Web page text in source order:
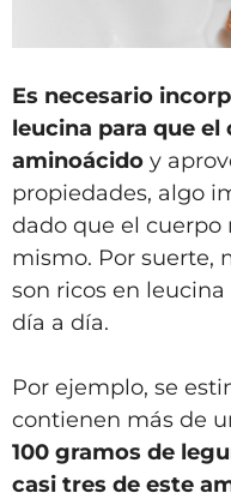
Es necesario
leucina para que
aminoácido y
propiedades, algo
dado que el cuerpo
mismo. Por suerte,
son ricos en
día a día.
Por ejemplo, se
contienen más de
100 gramos de
casi tres de este